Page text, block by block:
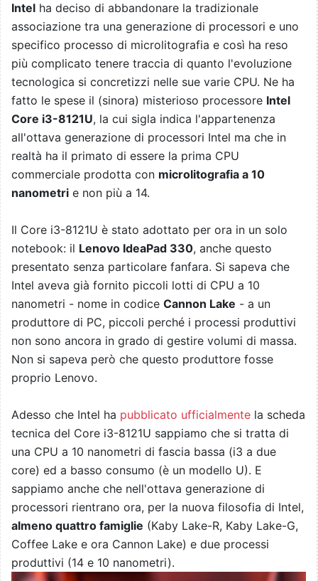
Intel ha deciso di abbandonare la tradizionale
associazione tra una generazione di processori e uno
specifico processo di microlitografia e così ha reso
più complicato tenere traccia di quanto l'evoluzione
tecnologica si concretizzi nelle sue varie CPU. Ne ha
fatto le spese il (sinora) misterioso processore Intel
Core i3-8121U, la cui sigla indica l'appartenenza
all'ottava generazione di processori Intel ma che in
realtà ha il primato di essere la prima CPU
commerciale prodotta con microlitografia a 10
nanometri e non più a 14.
Il Core i3-8121U è stato adottato per ora in un solo
notebook: il Lenovo IdeaPad 330, anche questo
presentato senza particolare fanfara. Si sapeva che
Intel aveva già fornito piccoli lotti di CPU a 10
nanometri - nome in codice Cannon Lake - a un
produttore di PC, piccoli perché i processi produttivi
non sono ancora in grado di gestire volumi di massa.
Non si sapeva però che questo produttore fosse
proprio Lenovo.
Adesso che Intel ha pubblicato ufficialmente la scheda
tecnica del Core i3-8121U sappiamo che si tratta di
una CPU a 10 nanometri di fascia bassa (i3 a due
core) ed a basso consumo (è un modello U). E
sappiamo anche che nell'ottava generazione di
processori rientrano ora, per la nuova filosofia di Intel,
almeno quattro famiglie (Kaby Lake-R, Kaby Lake-G,
Coffee Lake e ora Cannon Lake) e due processi
produttivi (14 e 10 nanometri).